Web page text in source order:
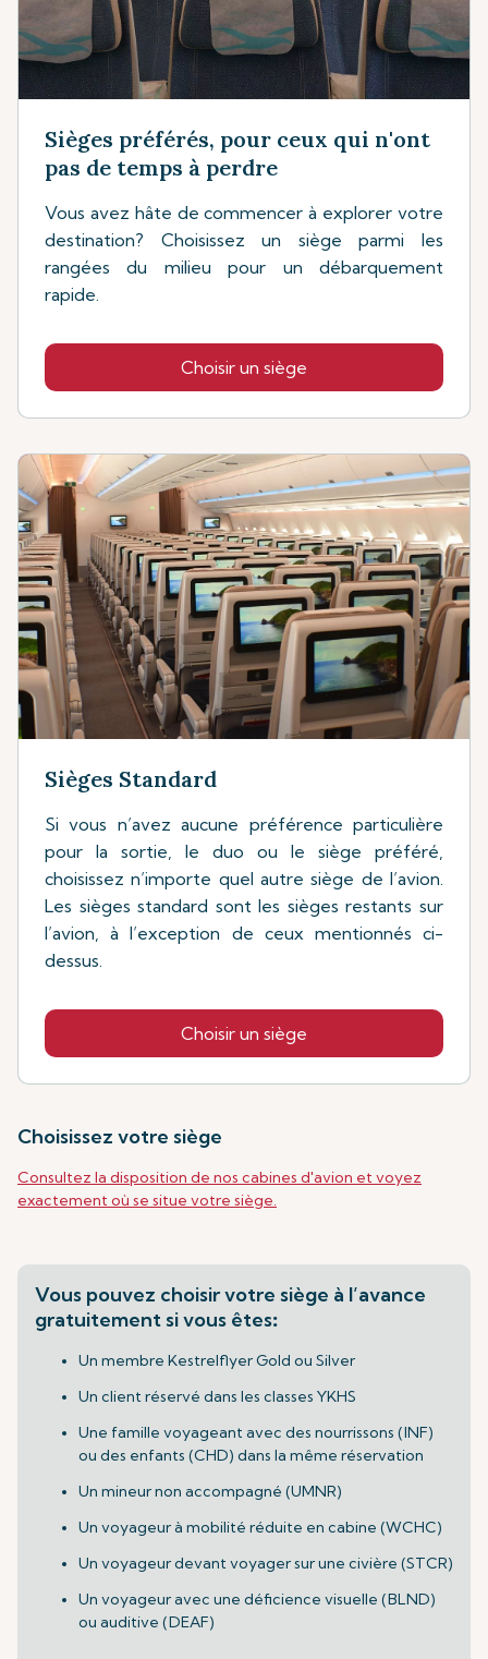
Sièges préférés, pour ceux qui n'ont
pas de temps à perdre
Vous avez hâte de commencer à explorer votre
destination? Choisissez un siège parmi les
rangées du milieu pour un débarquement
rapide.
Choisir un siège
Sièges Standard
Si vous n’avez aucune préférence particulière
pour la sortie, le duo ou le siège préféré,
choisissez n’importe quel autre siège de l’avion.
Les sièges standard sont les sièges restants sur
l’avion, à l’exception de ceux mentionnés ci-
dessus.
Choisir un siège
Choisissez votre siège
Consultez la disposition de nos cabines d'avion et voyez
exactement où se situe votre siège.
Vous pouvez choisir votre siège à l’avance
gratuitement si vous êtes:
Un membre Kestrelflyer Gold ou Silver
Un client réservé dans les classes YKHS
Une famille voyageant avec des nourrissons (INF)
ou des enfants (CHD) dans la même réservation
Un mineur non accompagné (UMNR)
Un voyageur à mobilité réduite en cabine (WCHC)
Un voyageur devant voyager sur une civière (STCR)
Un voyageur avec une déficience visuelle (BLND)
ou auditive (DEAF)